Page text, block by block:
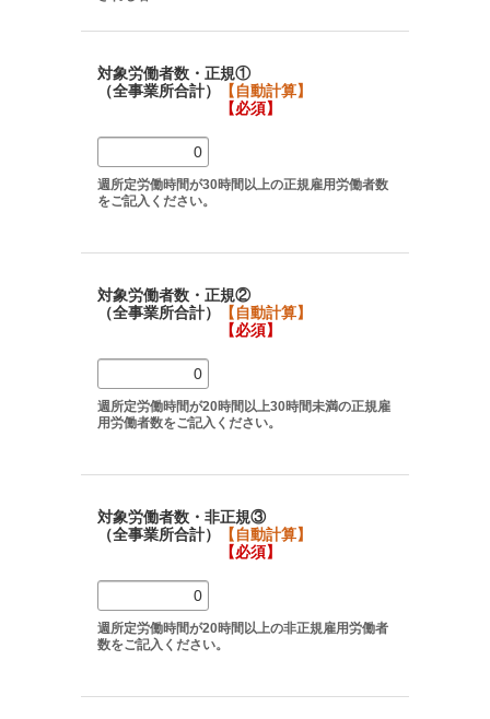
対象労働者数・正規①
（全事業所合計）
【自動計算】
【必須】
週所定労働時間が30時間以上の正規雇用労働者数
をご記入ください。
対象労働者数・正規②
（全事業所合計）
【自動計算】
【必須】
週所定労働時間が20時間以上30時間未満の正規雇
用労働者数をご記入ください。
対象労働者数・非正規③
（全事業所合計）
【自動計算】
【必須】
週所定労働時間が20時間以上の非正規雇用労働者
数をご記入ください。